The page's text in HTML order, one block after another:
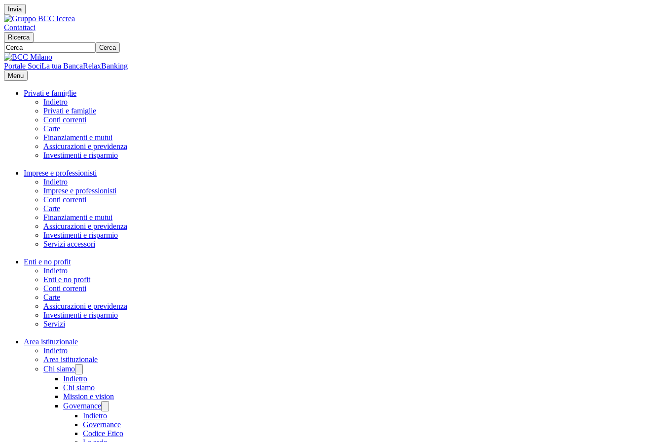
Invia
Contattaci
Ricerca
Cerca
Portale SociLa tua BancaRelaxBanking
Menu
Privati e famiglie
Indietro
Privati e famiglie
Conti correnti
Carte
Finanziamenti e mutui
Assicurazioni e previdenza
Investimenti e risparmio
Imprese e professionisti
Indietro
Imprese e professionisti
Conti correnti
Carte
Finanziamenti e mutui
Assicurazioni e previdenza
Investimenti e risparmio
Servizi accessori
Enti e no profit
Indietro
Enti e no profit
Conti correnti
Carte
Assicurazioni e previdenza
Investimenti e risparmio
Servizi
Area istituzionale
Indietro
Area istituzionale
Chi siamo
Indietro
Chi siamo
Mission e vision
Governance
Indietro
Governance
Codice Etico